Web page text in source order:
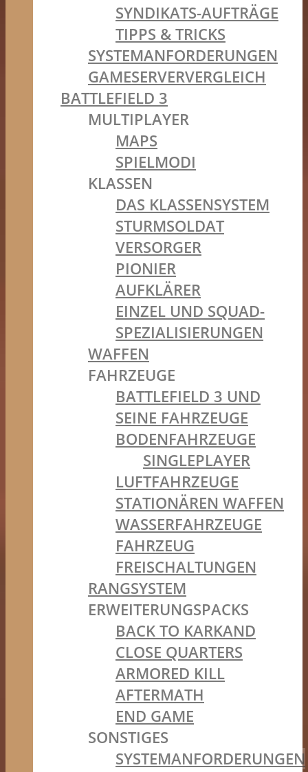
SYNDIKATS-AUFTRÄGE
TIPPS & TRICKS
SYSTEMANFORDERUNGEN
GAMESERVERVERGLEICH
BATTLEFIELD 3
MULTIPLAYER
MAPS
SPIELMODI
KLASSEN
DAS KLASSENSYSTEM
STURMSOLDAT
VERSORGER
PIONIER
AUFKLÄRER
EINZEL UND SQUAD-
SPEZIALISIERUNGEN
WAFFEN
FAHRZEUGE
BATTLEFIELD 3 UND
SEINE FAHRZEUGE
BODENFAHRZEUGE
SINGLEPLAYER
LUFTFAHRZEUGE
STATIONÄREN WAFFEN
WASSERFAHRZEUGE
FAHRZEUG
FREISCHALTUNGEN
RANGSYSTEM
ERWEITERUNGSPACKS
BACK TO KARKAND
CLOSE QUARTERS
ARMORED KILL
AFTERMATH
END GAME
SONSTIGES
SYSTEMANFORDERUNGEN